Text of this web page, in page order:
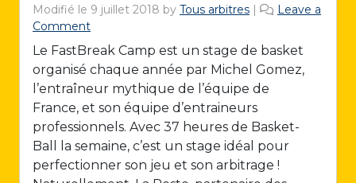
Modifié le 9 juillet 2018 by Tous arbitres |
Leave a
Comment
Le FastBreak Camp est un stage de basket
organisé chaque année par Michel Gomez,
l’entraîneur mythique de l’équipe de
France, et son équipe d’entraineurs
professionnels. Avec 37 heures de Basket-
Ball la semaine, c’est un stage idéal pour
perfectionner son jeu et son arbitrage !